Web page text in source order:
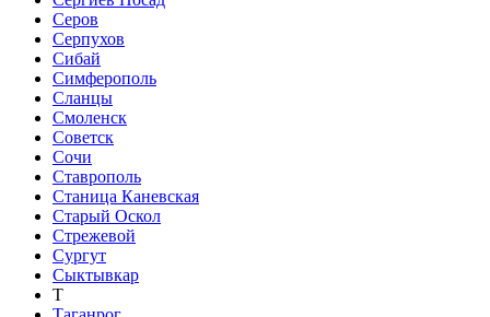
Серов
Серпухов
Сибай
Симферополь
Сланцы
Смоленск
Советск
Сочи
Ставрополь
Станица Каневская
Старый Оскол
Стрежевой
Сургут
Сыктывкар
Т